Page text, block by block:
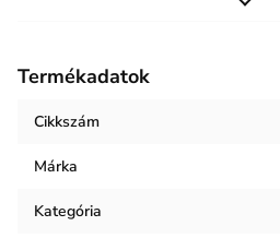
Termék súlya
Kárpit anyaga
Termékadatok
Cikkszám
Márka
Kategória